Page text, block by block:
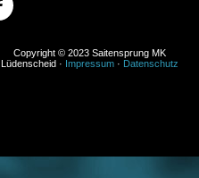
Copyright © 2023 Saitensprung MK
Lüdenscheid · Impressum · Datenschutz